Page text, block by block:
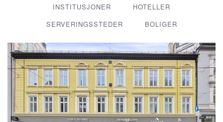
INSTITUSJONER
HOTELLER
SERVERINGSSTEDER
BOLIGER